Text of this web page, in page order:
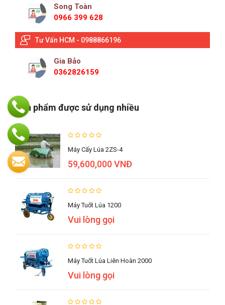
Song Toàn
0966 399 628
Tư Vấn HCM - 0988866196
Gia Bảo
0362826159
Sản phẩm được sử dụng nhiều
Máy Cấy Lúa 2ZS-4
59,600,000 VNĐ
Máy Tuốt Lúa 1200
Vui lòng gọi
Máy Tuốt Lúa Liên Hoàn 2000
Vui lòng gọi